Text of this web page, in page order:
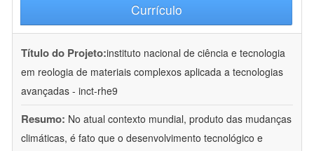
Currículo
Título do Projeto:instituto nacional de ciência e tecnologia
em reologia de materiais complexos aplicada a tecnologias
avançadas - inct-rhe9
Resumo: No atual contexto mundial, produto das mudanças
climáticas, é fato que o desenvolvimento tecnológico e